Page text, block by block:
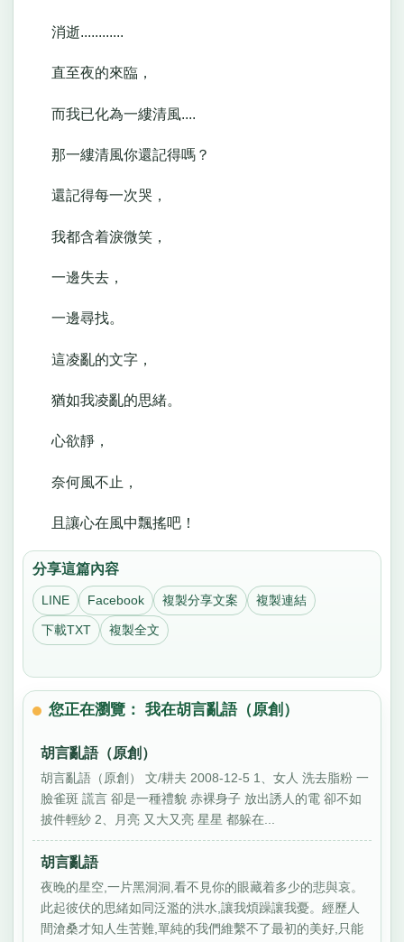
消逝............
直至夜的來臨，
而我已化為一縷清風....
那一縷清風你還記得嗎？
還記得每一次哭，
我都含着淚微笑，
一邊失去，
一邊尋找。
這凌亂的文字，
猶如我凌亂的思緒。
心欲靜，
奈何風不止，
且讓心在風中飄搖吧！
分享這篇內容
LINE Facebook 複製分享文案 複製連結
下載TXT 複製全文
您正在瀏覽： 我在胡言亂語（原創）
胡言亂語（原創）
胡言亂語（原創） 文/耕夫 2008-12-5 1、女人 洗去脂粉 一
臉雀斑 謊言 卻是一種禮貌 赤裸身子 放出誘人的電 卻不如
披件輕紗 2、月亮 又大又亮 星星 都躲在...
胡言亂語
夜晚的星空,一片黑洞洞,看不見你的眼藏着多少的悲與哀。
此起彼伏的思緒如同泛濫的洪水,讓我煩躁讓我憂。經歷人
間滄桑才知人生苦難,單純的我們維繫不了最初的美好,只能